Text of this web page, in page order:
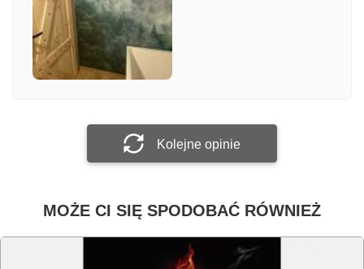
Załącz zdjęcie
Kolejne opinie
MOŻE CI SIĘ SPODOBAĆ RÓWNIEŻ